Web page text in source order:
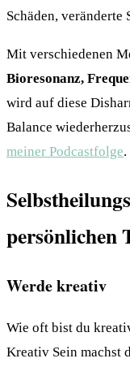
Schäden, veränderte
Mit verschiedenen
Bioresonanz,
wird auf diese
Balance
meiner Podcastfolge.
persönlichen
Werde kreativ
Wie oft bist du
Kreativ Sein machst